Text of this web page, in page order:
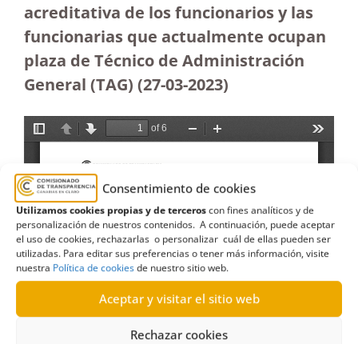
Consentimiento de cookies
Utilizamos cookies propias y de terceroscon fines analíticos y de
personalización de nuestros contenidos. A continuación, puede aceptar
el uso de cookies, rechazarlas o personalizar cuál de ellas pueden ser
utilizadas. Para editar sus preferencias o tener más información, visite
nuestra Política de cookiesde nuestro sitio web.
Aceptar y visitar el sitio web
Rechazar cookies
acreditativa de los funcionarios y las
funcionarias que actualmente ocupan
plaza de Técnico de Administración
General (TAG) (27-03-2023)